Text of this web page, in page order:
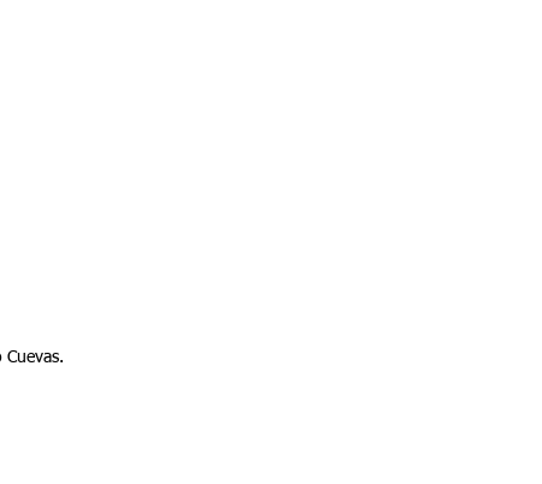
Cuevas.